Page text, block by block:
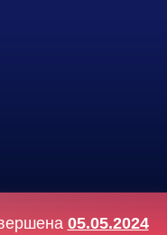
05.05.2024